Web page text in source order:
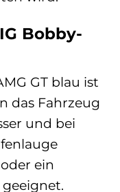
Bobby-
GT blau ist
das Fahrzeug
und bei
ein